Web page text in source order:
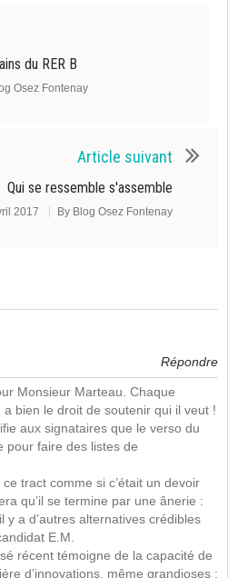
du RER B
Osez Fontenay
Article suivant
Qui se ressemble s'assemble
2017 By Blog Osez Fontenay
Répondre
Monsieur Marteau. Chaque
bien le droit de soutenir qui il veut !
aux signataires que le verso du
pour faire des listes de
ce tract comme si c’était un devoir
qu’il se termine par une ânerie :
y a d’autres alternatives crédibles
E.M.
récent témoigne de la capacité de
d’innovations, même grandioses :